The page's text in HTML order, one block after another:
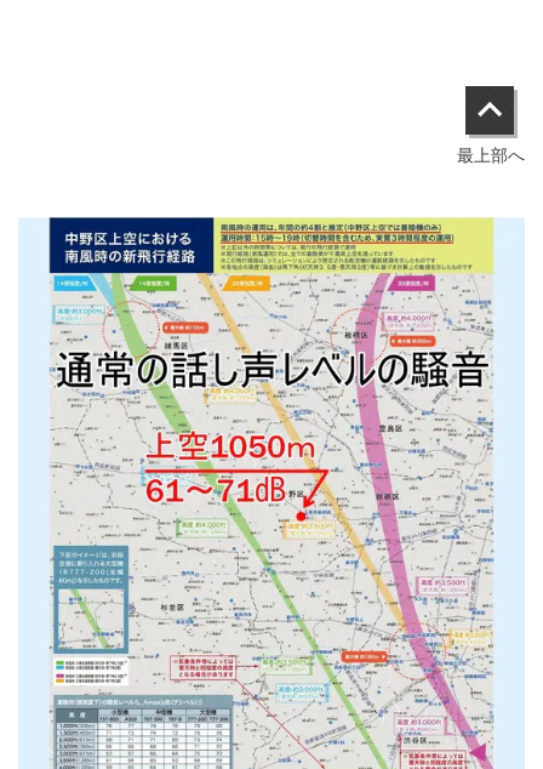
最上部へ